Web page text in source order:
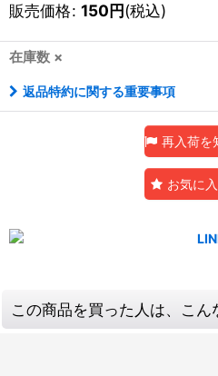
販売価格: 150円(税込)
在庫数 ×
返品特約に関する重要事項
再入荷を
お気に
この商品を買った人は、こ